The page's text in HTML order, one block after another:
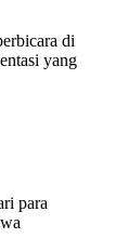
di
yang
para